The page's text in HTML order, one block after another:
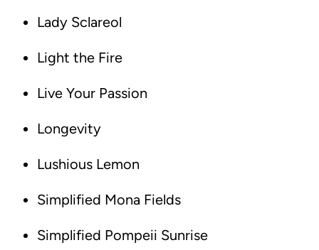
Lady Sclareol
Light the Fire
Live Your Passion
Longevity
Lushious Lemon
Simplified Mona Fields
Simplified Pompeii Sunrise